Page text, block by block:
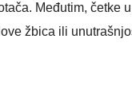
Međutim, četke
žbica ili